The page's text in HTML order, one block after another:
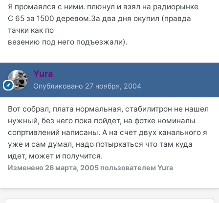
Я промаялся с ними. плюнул и взял на радиорынке
С 65 за 1500 деревом.За два дня окупил (правда
тачки как по
везению под него подъезжали).
Yura
Опубликовано 27 ноября, 2004
Вот собрал, плата нормальная, стабилитрон не нашел
нужный, без него пока пойдет, на фотке номиналы
сопртивлений написаны. А на счет двух канального я
уже и сам думал, надо потыркаться что там куда
идет, может и получится.
Изменено 26 марта, 2005 пользователем Yura